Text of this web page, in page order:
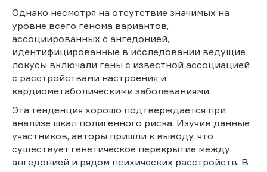
Однако несмотря на отсутствие значимых на
уровне всего генома вариантов,
ассоциированных с ангедонией,
идентифицированные в исследовании ведущие
локусы включали гены с известной ассоциацией
с расстройствами настроения и
кардиометаболическими заболеваниями.
Эта тенденция хорошо подтверждается при
анализе шкал полигенного риска. Изучив данные
участников, авторы пришли к выводу, что
существует генетическое перекрытие между
ангедонией и рядом психических расстройств. В